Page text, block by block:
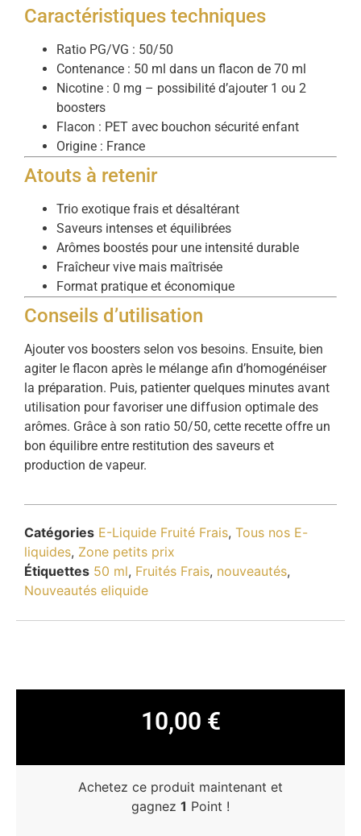
Caractéristiques techniques
Ratio PG/VG : 50/50
Contenance : 50 ml dans un flacon de 70 ml
Nicotine : 0 mg – possibilité d’ajouter 1 ou 2
boosters
Flacon : PET avec bouchon sécurité enfant
Origine : France
Atouts à retenir
Trio exotique frais et désaltérant
Saveurs intenses et équilibrées
Arômes boostés pour une intensité durable
Fraîcheur vive mais maîtrisée
Format pratique et économique
Conseils d’utilisation
Ajouter vos boosters selon vos besoins. Ensuite, bien
agiter le flacon après le mélange afin d’homogénéiser
la préparation. Puis, patienter quelques minutes avant
utilisation pour favoriser une diffusion optimale des
arômes. Grâce à son ratio 50/50, cette recette offre un
bon équilibre entre restitution des saveurs et
production de vapeur.
Catégories E-Liquide Fruité Frais, Tous nos E-
liquides, Zone petits prix
Étiquettes 50 ml, Fruités Frais, nouveautés,
Nouveautés eliquide
10,00 €
Achetez ce produit maintenant et
gagnez 1 Point !